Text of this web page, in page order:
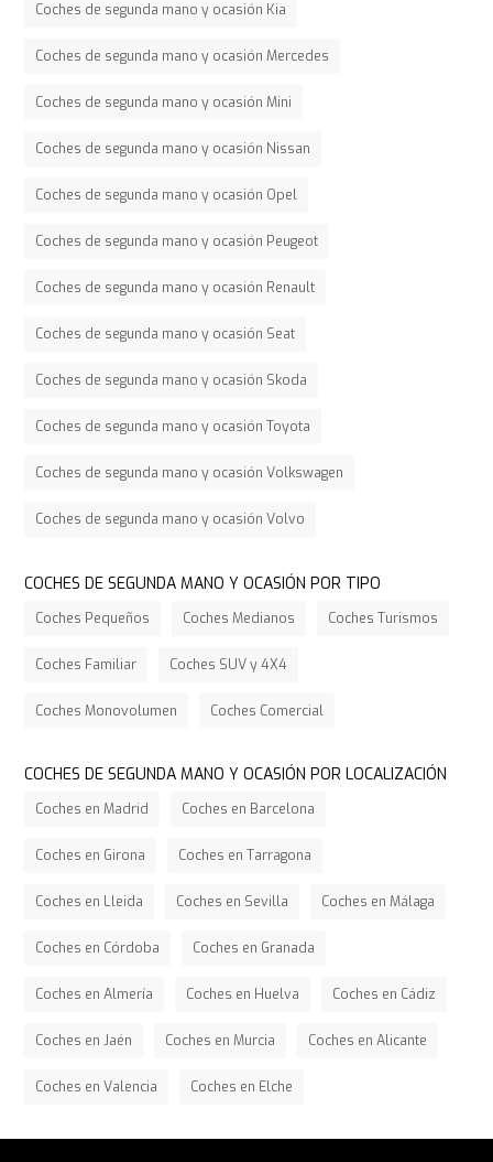
Coches de segunda mano y ocasión Kia
Coches de segunda mano y ocasión Mercedes
Coches de segunda mano y ocasión Mini
Coches de segunda mano y ocasión Nissan
Coches de segunda mano y ocasión Opel
Coches de segunda mano y ocasión Peugeot
Coches de segunda mano y ocasión Renault
Coches de segunda mano y ocasión Seat
Coches de segunda mano y ocasión Skoda
Coches de segunda mano y ocasión Toyota
Coches de segunda mano y ocasión Volkswagen
Coches de segunda mano y ocasión Volvo
COCHES DE SEGUNDA MANO Y OCASIÓN POR TIPO
Coches Pequeños Coches Medianos Coches Turismos
Coches Familiar Coches SUV y 4X4
Coches Monovolumen Coches Comercial
COCHES DE SEGUNDA MANO Y OCASIÓN POR LOCALIZACIÓN
Coches en Madrid Coches en Barcelona
Coches en Girona Coches en Tarragona
Coches en Lleida Coches en Sevilla Coches en Málaga
Coches en Córdoba Coches en Granada
Coches en Almería Coches en Huelva Coches en Cádiz
Coches en Jaén Coches en Murcia Coches en Alicante
Coches en Valencia Coches en Elche